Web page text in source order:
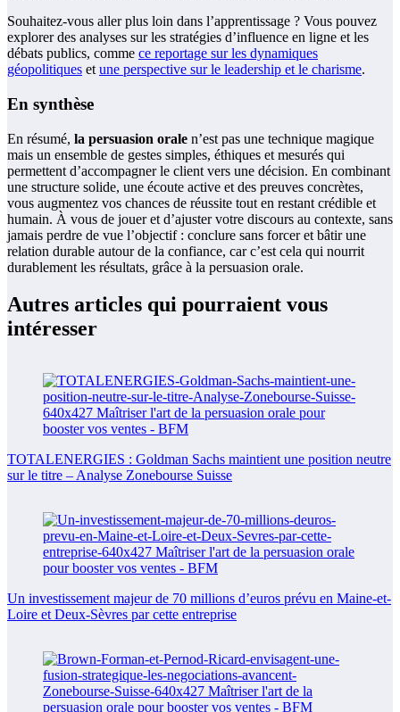
Souhaitez-vous aller plus loin dans l’apprentissage ? Vous pouvez
explorer des analyses sur les stratégies d’influence en ligne et les
débats publics, comme ce reportage sur les dynamiques
géopolitiques et une perspective sur le leadership et le charisme.
En synthèse
En résumé, la persuasion orale n’est pas une technique magique
mais un ensemble de gestes simples, éthiques et mesurés qui
permettent d’accompagner le client vers une décision. En combinant
une structure solide, une écoute active et des preuves concrètes,
vous augmentez vos chances de réussite tout en restant crédible et
humain. À vous de jouer et d’ajuster votre discours au contexte, sans
jamais perdre de vue l’objectif : conclure sans forcer et bâtir une
relation durable autour de la confiance, car c’est cela qui nourrit
durablement les résultats, grâce à la persuasion orale.
Autres articles qui pourraient vous
intéresser
TOTALENERGIES : Goldman Sachs maintient une position neutre
sur le titre – Analyse Zonebourse Suisse
Un investissement majeur de 70 millions d’euros prévu en Maine-et-
Loire et Deux-Sèvres par cette entreprise